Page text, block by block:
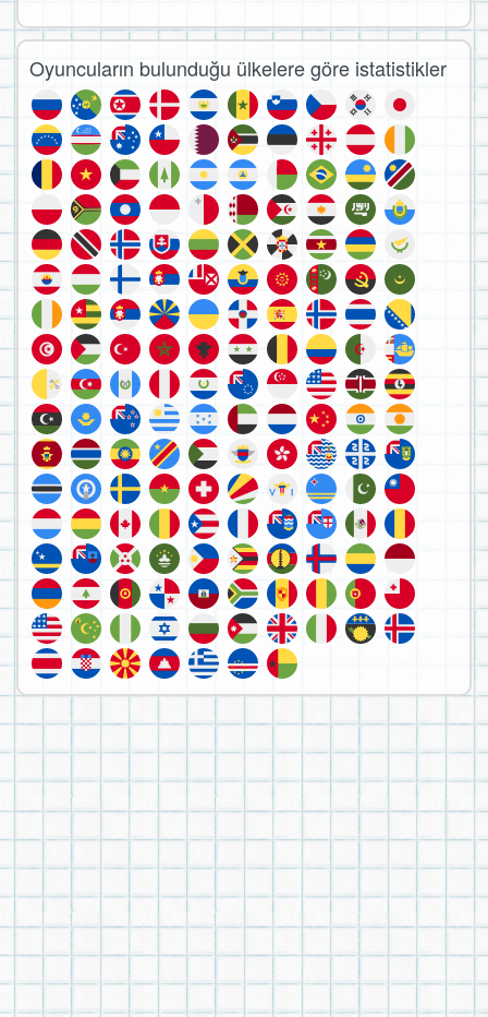
Oyuncuların bulunduğu ülkelere göre istatistikler